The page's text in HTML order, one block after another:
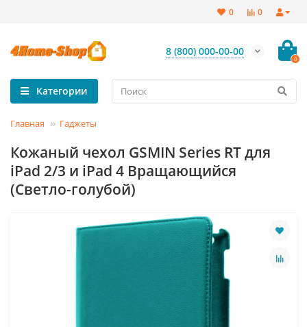
0
0
8 (800) 000-00-00
0
Категории
Главная Гаджеты
Кожаный чехол GSMIN Series RT для
iPad 2/3 и iPad 4 Вращающийся
(Светло-голубой)